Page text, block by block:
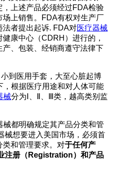
上述产品必须经过FDA检验
上销售。
FDA有权对生产厂
法者提出起诉. FDA对医疗器械
健康中心（CDRH ）进行的，
产、包装、经销商遵守法律下
到医用手套，大至心脏起博
，根据医疗用途和对人体可能
械分为
类，越高类别监
械都明确规定其产品分类和管
械想要进入美国市场，必须首
类和管理要求。对于任何产
注册（ Registration）和产品